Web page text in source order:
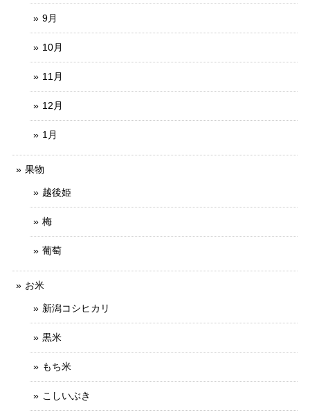
9月
10月
11月
12月
1月
果物
越後姫
梅
葡萄
お米
新潟コシヒカリ
黒米
もち米
こしいぶき